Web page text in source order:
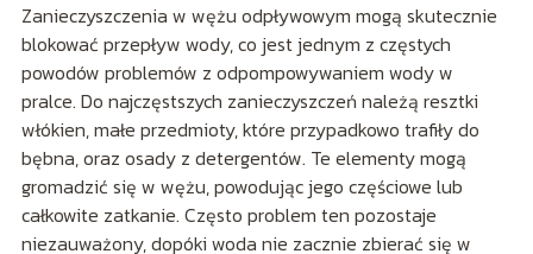
Zanieczyszczenia w wężu odpływowym mogą skutecznie
blokować przepływ wody, co jest jednym z częstych
powodów problemów z odpompowywaniem wody w
pralce. Do najczęstszych zanieczyszczeń należą resztki
włókien, małe przedmioty, które przypadkowo trafiły do
bębna, oraz osady z detergentów. Te elementy mogą
gromadzić się w wężu, powodując jego częściowe lub
całkowite zatkanie. Często problem ten pozostaje
niezauważony, dopóki woda nie zacznie zbierać się w